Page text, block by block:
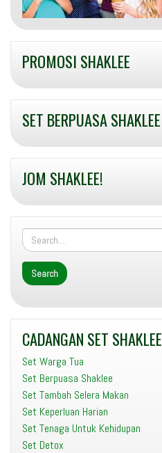
PROMOSI SHAKLEE
SET BERPUASA SHAKLEE
JOM SHAKLEE!
CADANGAN SET SHAKLEE
Set Warga Tua
Set Berpuasa Shaklee
Set Tambah Selera Makan
Set Keperluan Harian
Set Tenaga Untuk Kehidupan
Set Detox